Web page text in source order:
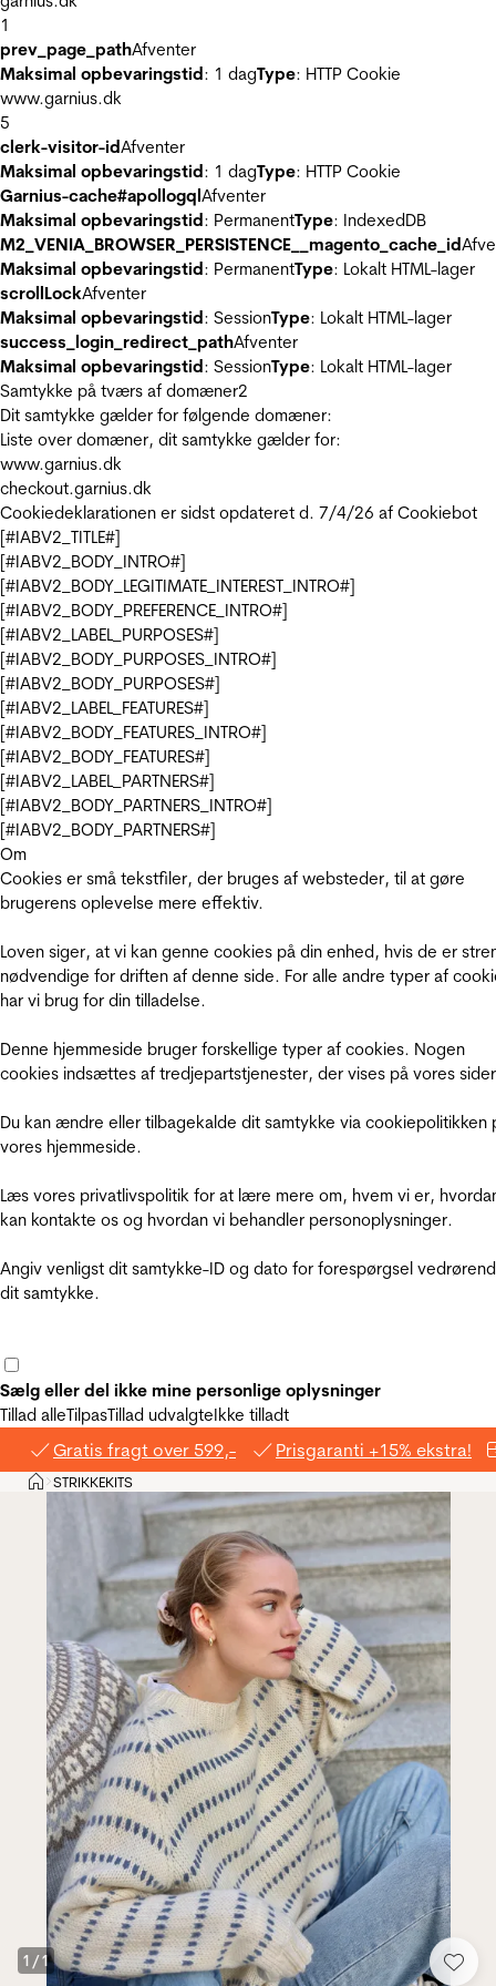
1
prev_page_pathAfventer
Maksimal opbevaringstid: 1 dagType: HTTP Cookie
www.garnius.dk
5
clerk-visitor-idAfventer
Maksimal opbevaringstid: 1 dagType: HTTP Cookie
Garnius-cache#apollogqlAfventer
Maksimal opbevaringstid: PermanentType: IndexedDB
M2_VENIA_BROWSER_PERSISTENCE__magento_cache_id
Maksimal opbevaringstid: PermanentType: Lokalt HTML-lager
scrollLockAfventer
Maksimal opbevaringstid: SessionType: Lokalt HTML-lager
success_login_redirect_pathAfventer
Maksimal opbevaringstid: SessionType: Lokalt HTML-lager
Samtykke på tværs af domæner2
Dit samtykke gælder for følgende domæner:
Liste over domæner, dit samtykke gælder for:
www.garnius.dk
checkout.garnius.dk
Cookiedeklarationen er sidst opdateret d. 7/4/26 af Cookiebot
[#IABV2_TITLE#]
[#IABV2_BODY_INTRO#]
[#IABV2_BODY_LEGITIMATE_INTEREST_INTRO#]
[#IABV2_BODY_PREFERENCE_INTRO#]
[#IABV2_LABEL_PURPOSES#]
[#IABV2_BODY_PURPOSES_INTRO#]
[#IABV2_BODY_PURPOSES#]
[#IABV2_LABEL_FEATURES#]
[#IABV2_BODY_FEATURES_INTRO#]
[#IABV2_BODY_FEATURES#]
[#IABV2_LABEL_PARTNERS#]
[#IABV2_BODY_PARTNERS_INTRO#]
[#IABV2_BODY_PARTNERS#]
Om
Cookies er små tekstfiler, der bruges af websteder, til at gøre
brugerens oplevelse mere effektiv.
Loven siger, at vi kan genne cookies på din enhed, hvis de er
nødvendige for driften af denne side. For alle andre typer af
har vi brug for din tilladelse.
Denne hjemmeside bruger forskellige typer af cookies. Nogen
cookies indsættes af tredjepartstjenester, der vises på vores
Du kan ændre eller tilbagekalde dit samtykke via cookiepolitikken
vores hjemmeside.
Læs vores privatlivspolitik for at lære mere om, hvem vi er,
kan kontakte os og hvordan vi behandler personoplysninger.
Angiv venligst dit samtykke-ID og dato for forespørgsel
dit samtykke.
Sælg eller del ikke mine personlige oplysninger
Tillad alleTilpasTillad udvalgteIkke tilladt
Gratis fragt over 599,- Prisgaranti +15% ekstra!
Hjem
>STRIKKEKITS
1 /1